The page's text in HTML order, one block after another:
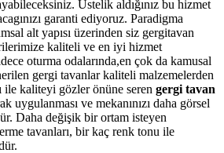
Üstelik aldığınız bu hizmet
garanti ediyoruz. Paradigma
alt yapısı üzerinden siz gergitavan
kaliteli ve en iyi hizmet
oturma odalarında,en çok da kamusal
gergi tavanlar kaliteli malzemelerden
ile kaliteyi gözler önüne seren gergi tavan
uygulanması ve mekanınızı daha görsel
Daha değişik bir ortam isteyen
tavanları, bir kaç renk tonu ile